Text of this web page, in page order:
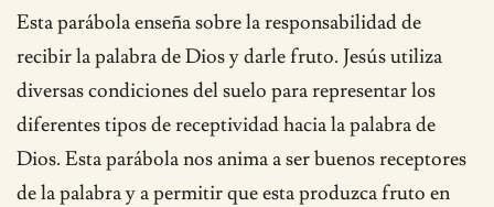
Esta parábola enseña sobre la responsabilidad de
recibir la palabra de Dios y darle fruto. Jesús utiliza
diversas condiciones del suelo para representar los
diferentes tipos de receptividad hacia la palabra de
Dios. Esta parábola nos anima a ser buenos receptores
de la palabra y a permitir que esta produzca fruto en